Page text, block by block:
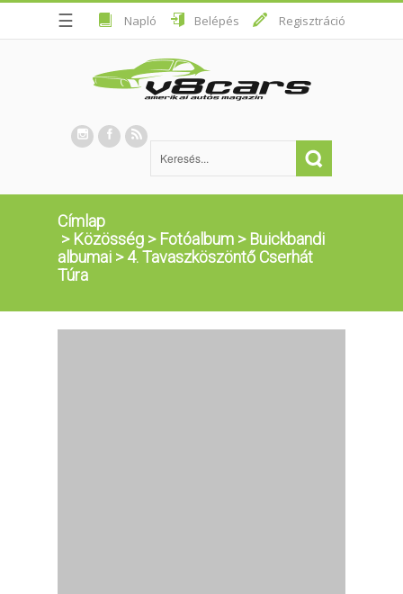
☰ Napló Belépés Regisztráció
Címlap
> Közösség > Fotóalbum > Buickbandi
albumai >4. Tavaszköszöntő Cserhát
Túra